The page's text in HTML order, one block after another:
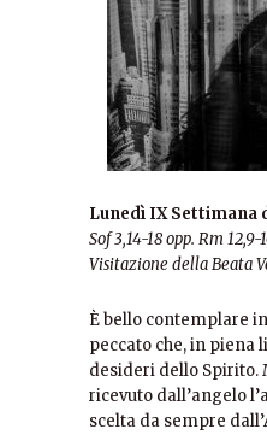
Lunedì IX Settimana
Sof 3,14-18 opp. Rm 12,9-
Visitazione della Beata
È bello contemplare
peccato che, in piena
desideri dello Spirito.
ricevuto dall’angelo
scelta da sempre